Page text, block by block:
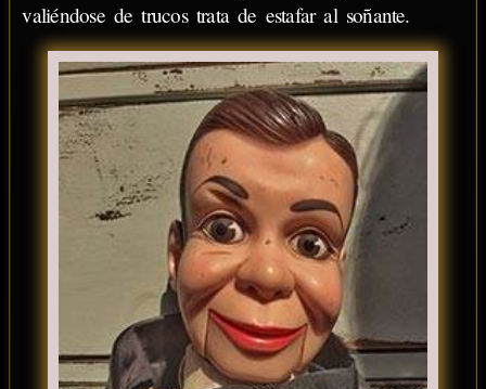
valiéndose de trucos trata de estafar al soñante.